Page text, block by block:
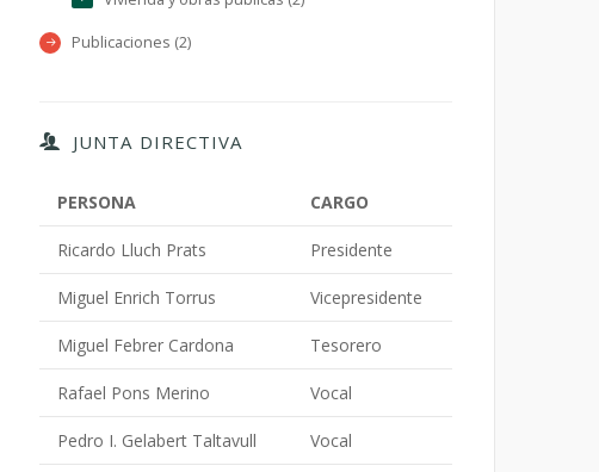
Publicaciones (2)
JUNTA DIRECTIVA
PERSONA CARGO
Ricardo Lluch Prats Presidente
Miguel Enrich Torrus Vicepresidente
Miguel Febrer Cardona Tesorero
Rafael Pons Merino Vocal
Pedro I. Gelabert Taltavull Vocal